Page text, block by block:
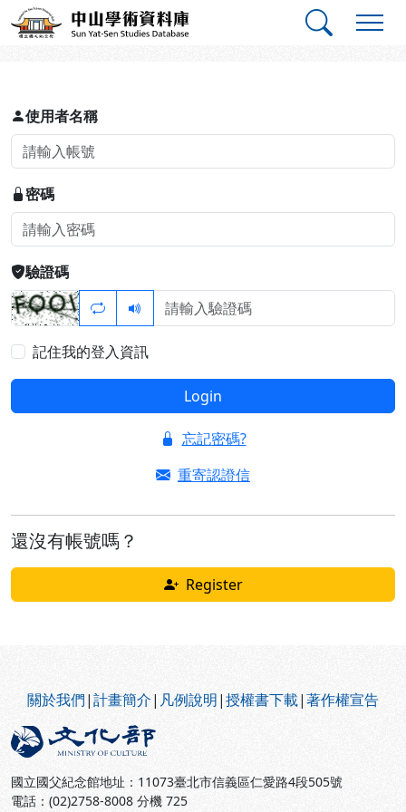
跳到主要內容
中山學術資料庫
登入
使用者名稱
密碼
驗證碼
記住我的登入資訊
Login
忘記密碼?
重寄認證信
還沒有帳號嗎？
Register
關於我們|計畫簡介| 凡例說明|授權書下載|著作權宣告
國立國父紀念館地址：11073臺北市信義區仁愛路4段505號
電話：(02)2758-8008 分機 725